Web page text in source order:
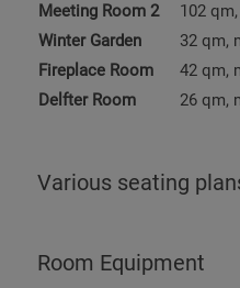
Meeting Room 2 102
Winter Garden
32 qm,
Fireplace Room
42 qm,
Delfter Room
26 qm,
Various seating
Room Equipment